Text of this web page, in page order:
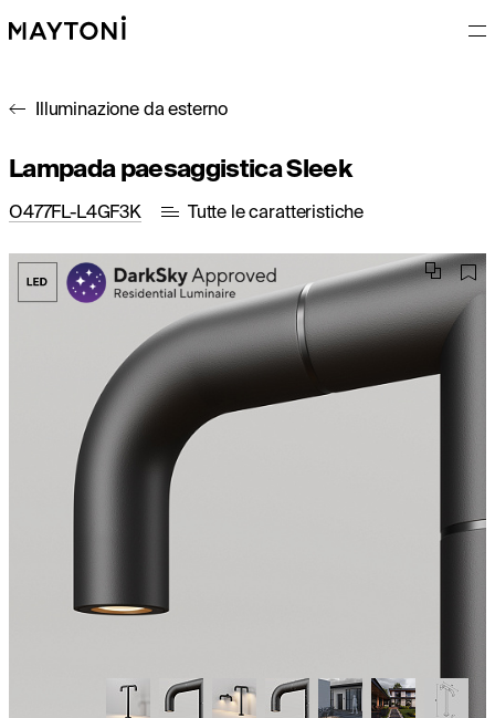
Illuminazione da esterno
Lampada paesaggistica Sleek
O477FL-L4GF3K Tutte le caratteristiche